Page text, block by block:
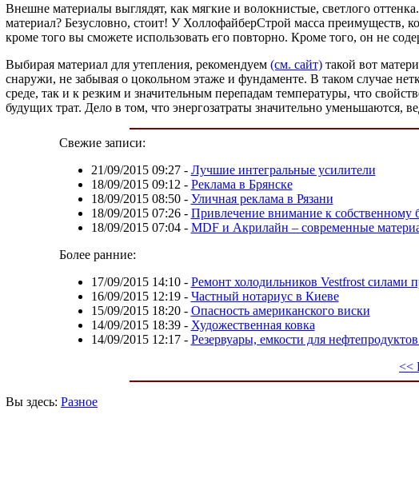
Внешне материалы выглядят, как мягкие и волокнистые, светлого
материал? Безусловно, стоит! У ХоллофайберСтрой масса преимуществ,
кроме того вы сможете использовать его повторно. Кроме того, он не
Выбирая материал для утепления, рекомендуем (см. сайт) такой вот
снаружи, не забывая о цокольном этаже и фундаменте. В таком случае
среде, так и к резким и значительным перепадам температуры, что
будущих трат. Дело в том, что энергозатраты значительно уменьшаются,
Свежие записи:
21/09/2015 09:27- Лучшие интегральные усилители
18/09/2015 09:12 - Реклама в Брянске
18/09/2015 08:50- Уличная реклама в Рязани
18/09/2015 07:26- Привлечение внимание к собственному
18/09/2015 07:04- MDF и Акрилайн – современные
Более ранние:
17/09/2015 14:10- Ремонт холодильников Vestfrost силами
16/09/2015 12:19- Частный нотариус в Киеве
15/09/2015 18:20- Опасность американского виски
14/09/2015 18:39- Художественная ковка
14/09/2015 12:17- Резервуары, емкости для
<<
Вы здесь: Разное